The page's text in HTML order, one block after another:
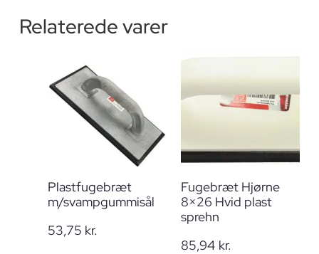
Relaterede varer
Plastfugebræt
m/svampgummisål
53,75 kr.
Fugebræt Hjørne
8×26 Hvid plast
sprehn
85,94 kr.